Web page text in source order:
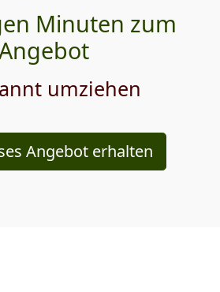
Minuten zum
umziehen
Angebot erhalten